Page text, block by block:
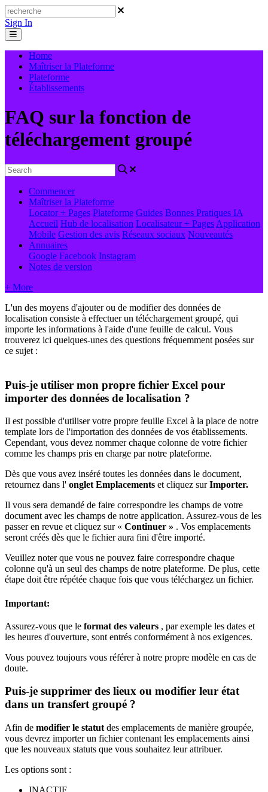
Sign In
Home
Maîtriser la Plateforme
Plateforme
Établissements
FAQ sur la fonction de
téléchargement groupé
Commencer
Maîtriser la Plateforme
Locator + Pages Plateforme Guides Bonnes Pratiques IA
Accueil Hub de localisation Localisateur + Pages Application
Mobile Gestion des avis Réseaux sociaux Nouveautés
Annuaires
Google Facebook Instagram
Notes de version
+ More
L'un des moyens d'ajouter ou de modifier des données de
localisation consiste à effectuer un téléchargement groupé, qui
importe les informations à l'aide d'une feuille de calcul. Vous
trouverez ici quelques-unes des questions fréquemment posées sur
ce sujet :
Puis-je utiliser mon propre fichier Excel pour
importer des données de localisation ?
Il est possible d'utiliser votre propre feuille Excel à la place de notre
template lors de l'importation des données de vos établissements.
Cependant, vous devez nommer chaque colonne de votre fichier
comme les champs pris en charge par notre plateforme.
Dès que vous avez inséré toutes les données dans le document,
retournez dans l' onglet Emplacements et cliquez surImporter.
Il vous sera demandé de faire correspondre les champs de votre
document avec les champs de notre application. Assurez-vous de les
passer en revue et cliquez sur « Continuer » . Vos emplacements
seront créés dès que le fichier aura fini d'être importé.
Veuillez noter que vous ne pouvez faire correspondre chaque
colonne qu'à un seul des champs de notre plateforme. De plus, cette
étape doit être répétée chaque fois que vous téléchargez un fichier.
Important:
Assurez-vous que le format des valeurs , par exemple les dates et
les heures d'ouverture, sont entrés conformément à nos exigences.
Vous pouvez toujours vous référer à notre propre modèle en cas de
doute.
Puis-je supprimer des lieux ou modifier leur état
dans un transfert groupé ?
Afin de modifier le statut des emplacements de manière groupée,
vous devrez importer un fichier contenant les emplacements ainsi
que les nouveaux statuts que vous souhaitez leur attribuer.
Les options sont :